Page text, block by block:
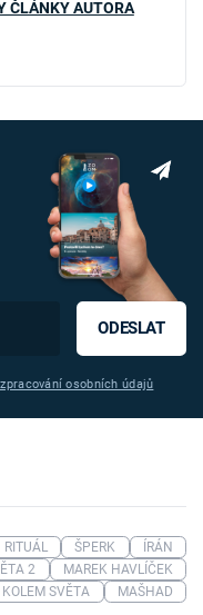
ČLÁNKY AUTORA
ODESLAT
osobních údajů
RITUÁL ŠPERK
ÍRÁN
2
MAREK HAVLÍČEK
SVĚTA MAŠHAD